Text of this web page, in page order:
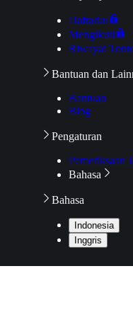
Daftarku
Mengikuti
Riwayat
Bantuan dan
Bantuan
Blog
Pengaturan
Pemeriksaan
Bahasa
Bahasa
Indonesia
Inggris